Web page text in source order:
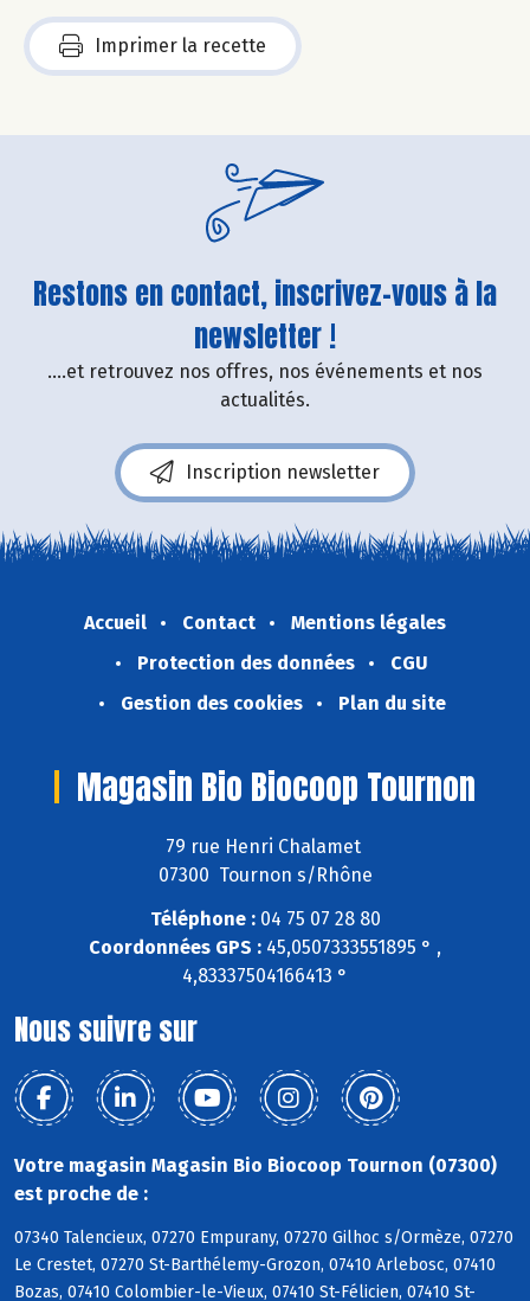
Imprimer la recette
Restons en contact, inscrivez-vous à la
newsletter !
....et retrouvez nos offres, nos événements et nos
actualités.
Inscription newsletter
Accueil Contact
Mentions légales
Protection des données
CGU
Gestion des cookies
Plan du site
Magasin Bio Biocoop Tournon
79 rue Henri Chalamet
07300 Tournon s/Rhône
Téléphone :04 75 07 28 80
Coordonnées GPS : 45,0507333551895 ° ,
4,83337504166413 °
Nous suivre sur
Votre magasin Magasin Bio Biocoop Tournon (07300)
est proche de :
07340 Talencieux, 07270 Empurany, 07270 Gilhoc s/Ormèze, 07270
Le Crestet, 07270 St-Barthélemy-Grozon, 07410 Arlebosc, 07410
Bozas, 07410 Colombier-le-Vieux, 07410 St-Félicien, 07410 St-